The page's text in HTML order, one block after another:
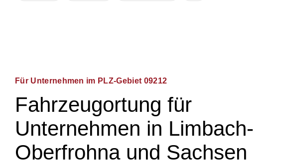
Für Unternehmen im PLZ-Gebiet 09212
Fahrzeugortung für
Unternehmen in Limbach-
Oberfrohna und Sachsen